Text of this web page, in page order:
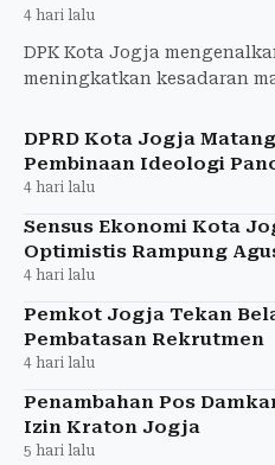
4 hari lalu
DPK Kota Jogja
meningkatkan kesadaran
DPRD Kota Jogja
Pembinaan Ideologi
4 hari lalu
Sensus Ekonomi Kota
Optimistis Rampung
4 hari lalu
Pemkot Jogja Tekan
Pembatasan Rekrutmen
4 hari lalu
Penambahan Pos
Izin Kraton Jogja
5 hari lalu